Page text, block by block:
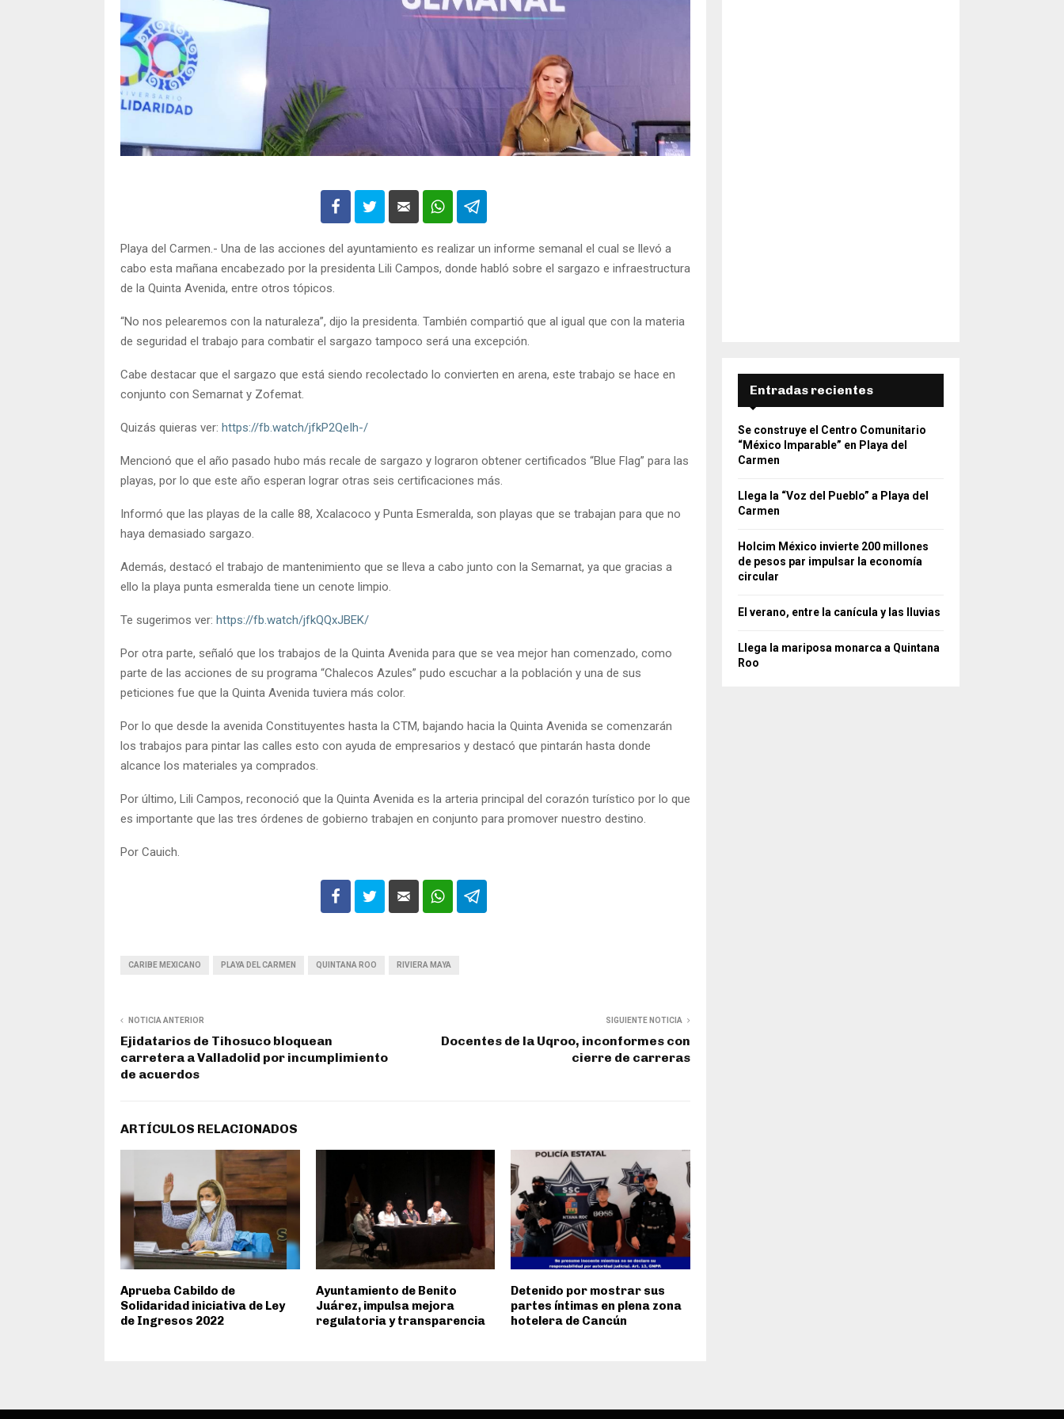
Playa del Carmen.- Una de las acciones del ayuntamiento es realizar un informe semanal el cual se llevó a
cabo esta mañana encabezado por la presidenta Lili Campos, donde habló sobre el sargazo e infraestructura
de la Quinta Avenida, entre otros tópicos.
“No nos pelearemos con la naturaleza”, dijo la presidenta. También compartió que al igual que con la materia
de seguridad el trabajo para combatir el sargazo tampoco será una excepción.
Cabe destacar que el sargazo que está siendo recolectado lo convierten en arena, este trabajo se hace en
conjunto con Semarnat y Zofemat.
Quizás quieras ver: https://fb.watch/jfkP2QeIh-/
Mencionó que el año pasado hubo más recale de sargazo y lograron obtener certificados “Blue Flag” para las
playas, por lo que este año esperan lograr otras seis certificaciones más.
Informó que las playas de la calle 88, Xcalacoco y Punta Esmeralda, son playas que se trabajan para que no
haya demasiado sargazo.
Además, destacó el trabajo de mantenimiento que se lleva a cabo junto con la Semarnat, ya que gracias a
ello la playa punta esmeralda tiene un cenote limpio.
Te sugerimos ver: https://fb.watch/jfkQQxJBEK/
Por otra parte, señaló que los trabajos de la Quinta Avenida para que se vea mejor han comenzado, como
parte de las acciones de su programa “Chalecos Azules” pudo escuchar a la población y una de sus
peticiones fue que la Quinta Avenida tuviera más color.
Por lo que desde la avenida Constituyentes hasta la CTM, bajando hacia la Quinta Avenida se comenzarán
los trabajos para pintar las calles esto con ayuda de empresarios y destacó que pintarán hasta donde
alcance los materiales ya comprados.
Por último, Lili Campos, reconoció que la Quinta Avenida es la arteria principal del corazón turístico por lo que
es importante que las tres órdenes de gobierno trabajen en conjunto para promover nuestro destino.
Por Cauich.
CARIBE MEXICANO PLAYA DEL CARMEN QUINTANA ROO RIVIERA MAYA
NOTICIA ANTERIOR
Ejidatarios de Tihosuco bloquean
carretera a Valladolid por incumplimiento
de acuerdos
SIGUIENTE NOTICIA
Docentes de la Uqroo, inconformes con
cierre de carreras
ARTÍCULOS RELACIONADOS
Aprueba Cabildo de
Solidaridad iniciativa de Ley
de Ingresos 2022
Ayuntamiento de Benito
Juárez, impulsa mejora
regulatoria y transparencia
Detenido por mostrar sus
partes íntimas en plena zona
hotelera de Cancún
Entradas recientes
Se construye el Centro Comunitario
“México Imparable” en Playa del
Carmen
Llega la “Voz del Pueblo” a Playa del
Carmen
Holcim México invierte 200 millones
de pesos par impulsar la economía
circular
El verano, entre la canícula y las lluvias
Llega la mariposa monarca a Quintana
Roo